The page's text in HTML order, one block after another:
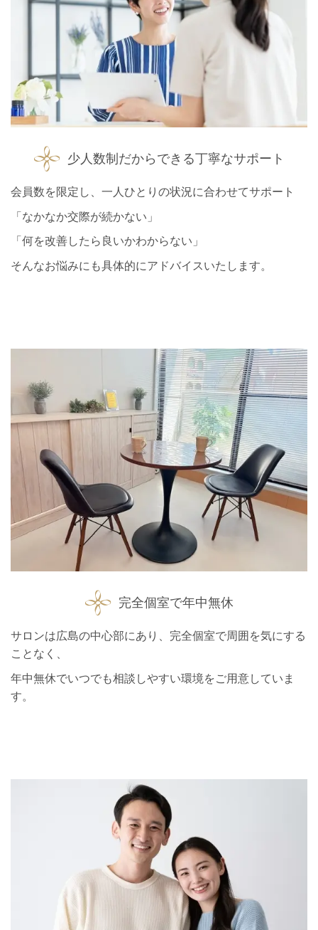
少人数制だからできる丁寧なサポート
会員数を限定し、一人ひとりの状況に合わせてサポート
「なかなか交際が続かない」
「何を改善したら良いかわからない」
そんなお悩みにも具体的にアドバイスいたします。
完全個室で年中無休
サロンは広島の中心部にあり、完全個室で周囲を気にする
ことなく、
年中無休でいつでも相談しやすい環境をご用意していま
す。